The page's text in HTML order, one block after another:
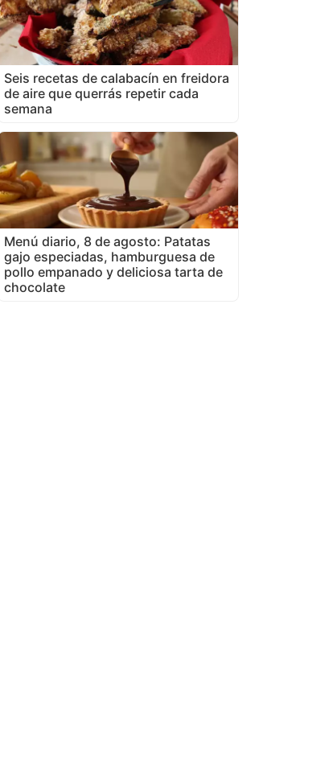
Seis recetas de calabacín en freidora
de aire que querrás repetir cada
semana
Menú diario, 8 de agosto: Patatas
gajo especiadas, hamburguesa de
pollo empanado y deliciosa tarta de
chocolate